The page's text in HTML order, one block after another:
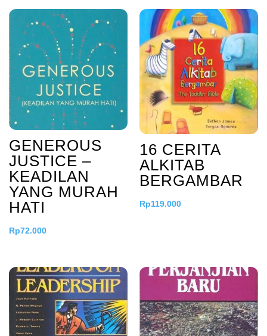
GENEROUS
JUSTICE –
KEADILAN
YANG MURAH
HATI
Rp72.000
16 CERITA
ALKITAB
BERGAMBAR
Rp119.000